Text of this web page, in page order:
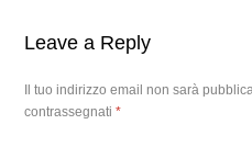
Leave a Reply
Il tuo indirizzo email non sarà
contrassegnati*